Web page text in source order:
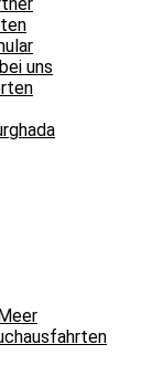
uns
identisch
sich nichts
Tauchen bleibt im
verzichten. 😊
über unseren
Deutsche